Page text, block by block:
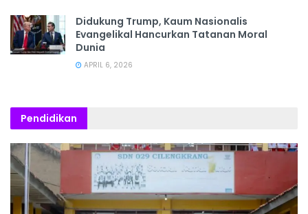
Didukung Trump, Kaum Nasionalis
Evangelikal Hancurkan Tatanan Moral
Dunia
APRIL 6, 2026
Pendidikan